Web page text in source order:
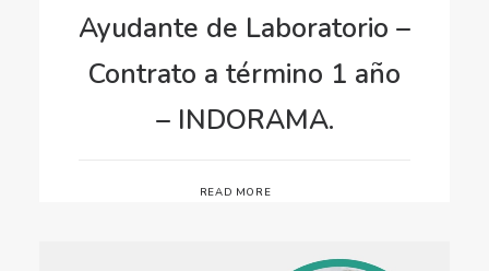
Ayudante de Laboratorio –
Contrato a término 1 año
– INDORAMA.
READ MORE